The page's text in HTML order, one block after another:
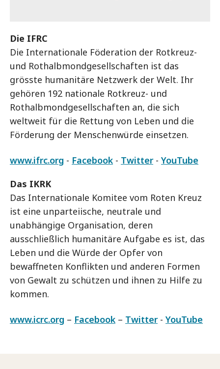
Die IFRC
Die Internationale Föderation der Rotkreuz-
und Rothalbmondgesellschaften ist das
grösste humanitäre Netzwerk der Welt. Ihr
gehören 192 nationale Rotkreuz- und
Rothalbmondgesellschaften an, die sich
weltweit für die Rettung von Leben und die
Förderung der Menschenwürde einsetzen.
www.ifrc.org - Facebook - Twitter- YouTube
Das IKRK
Das Internationale Komitee vom Roten Kreuz
ist eine unparteiische, neutrale und
unabhängige Organisation, deren
ausschließlich humanitäre Aufgabe es ist, das
Leben und die Würde der Opfer von
bewaffneten Konflikten und anderen Formen
von Gewalt zu schützen und ihnen zu Hilfe zu
kommen.
www.icrc.org – Facebook – Twitter- YouTube